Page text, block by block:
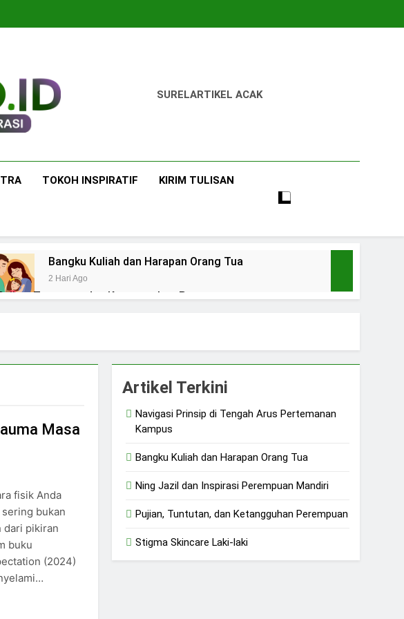
SURELARTIKEL ACAK
TOKOH INSPIRATIF KIRIM TULISAN
Bangku Kuliah dan Harapan Orang Tua
2 Hari Ago
Tuntutan, dan Ketangguhan Perempuan
di Media Sosial
Masa
fisik Anda
bukan
dari pikiran
buku
(2024)
Artikel Terkini
Navigasi Prinsip di Tengah Arus Pertemanan
Kampus
Bangku Kuliah dan Harapan Orang Tua
Ning Jazil dan Inspirasi Perempuan Mandiri
Pujian, Tuntutan, dan Ketangguhan Perempuan
Stigma Skincare Laki-laki